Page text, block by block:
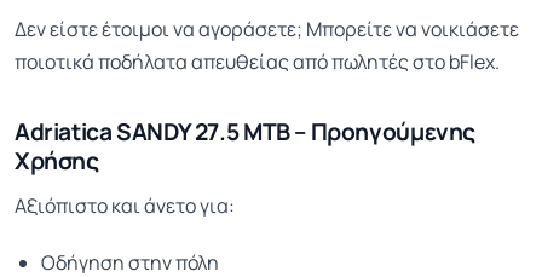
Δεν είστε έτοιμοι να αγοράσετε; Μπορείτε να νοικιάσετε
ποιοτικά ποδήλατα απευθείας από πωλητές στο bFlex.
Adriatica SANDY 27.5 MTB – Προηγούμενης
Χρήσης
Αξιόπιστο και άνετο για:
Οδήγηση στην πόλη